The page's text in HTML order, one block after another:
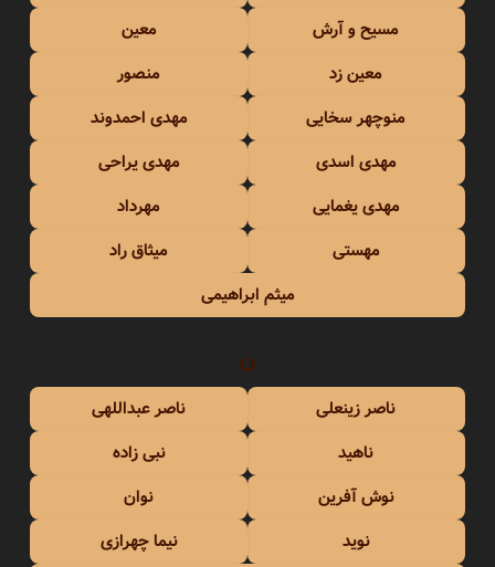
مسیح و آرش
معین
معین زد
منصور
منوچهر سخایی
مهدی احمدوند
مهدی اسدی
مهدی یراحی
مهدی یغمایی
مهرداد
مهستی
میثاق راد
میثم ابراهیمی
ن
ناصر زینعلی
ناصر عبداللهی
ناهید
نبی زاده
نوش آفرین
نوان
نوید
نیما چهرازی